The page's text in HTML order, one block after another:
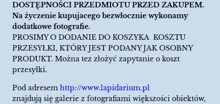
DOSTĘPNOŚCI PRZEDMIOTU PRZED ZAKUPEM.
Na życzenie kupujacego bezwłocznie wykonamy
dodatkowe fotografie.
PROSIMY O DODANIE DO KOSZYKA KOSZTU
PRZESYŁKI, KTÓRY JEST PODANY JAK OSOBNY
PRODUKT. Można tez złożyć zapytanie o koszt
przesyłki.
Pod adresem http://www.lapidarium.pl
znajdują się galerie z fotografiami większości obiektów,